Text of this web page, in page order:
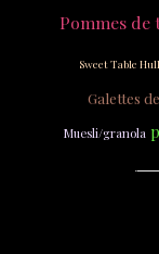
Pommes
Sweet Table
Galettes
Muesli/granola